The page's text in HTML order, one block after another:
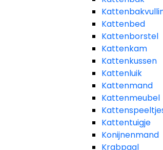
Kattenbed
Kattenborstel
Kattenkam
Kattenkussen
Kattenluik
Kattenmand
Kattenmeubel
Kattentuigje
Konijnenmand
Krabpaal​